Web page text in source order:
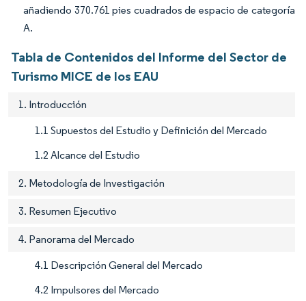
añadiendo 370.761 pies cuadrados de espacio de categoría
A.
Tabla de Contenidos del Informe del Sector de
Turismo MICE de los EAU
1. Introducción
1.1 Supuestos del Estudio y Definición del Mercado
1.2 Alcance del Estudio
2. Metodología de Investigación
3. Resumen Ejecutivo
4. Panorama del Mercado
4.1 Descripción General del Mercado
4.2 Impulsores del Mercado